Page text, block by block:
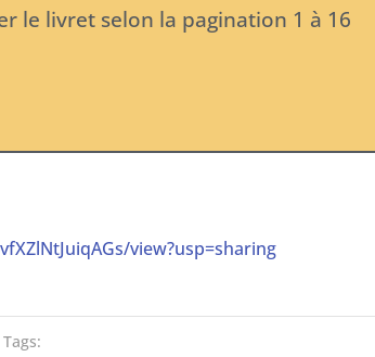
le livret selon la pagination 1 à 16
view?usp=sharing